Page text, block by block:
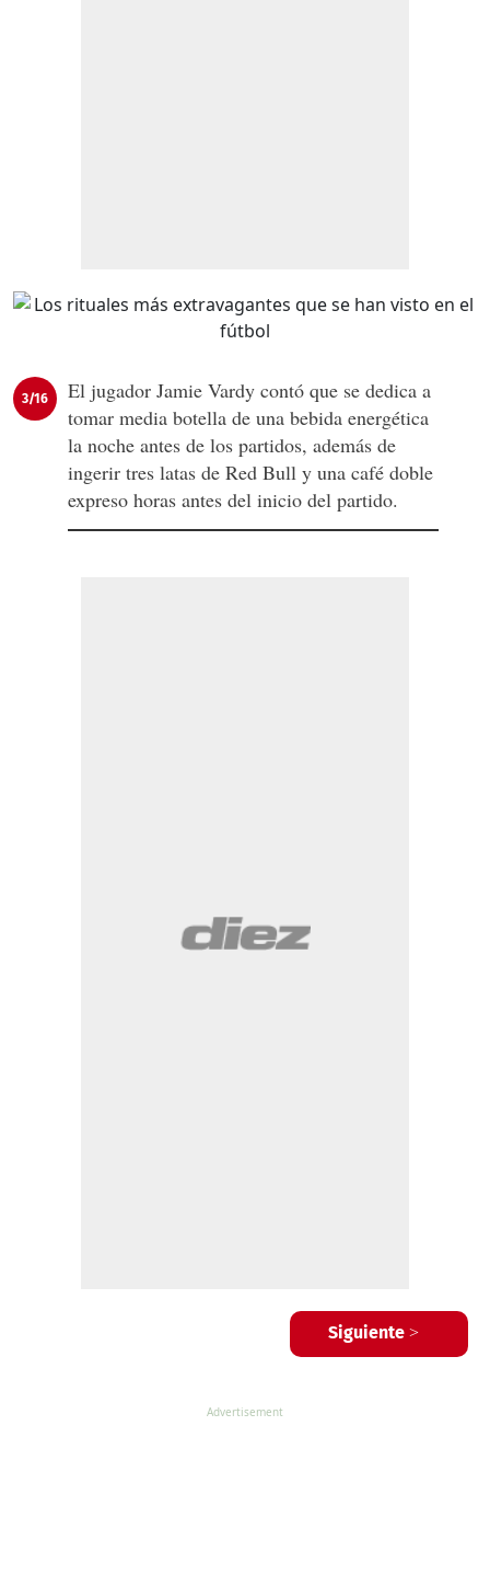
3/16
El jugador Jamie Vardy contó que se dedica a
tomar media botella de una bebida energética
la noche antes de los partidos, además de
ingerir tres latas de Red Bull y una café doble
expreso horas antes del inicio del partido.
Siguiente >